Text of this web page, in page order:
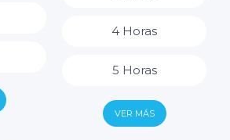
4 Horas
5 Horas
6 Horas
VER MÁS